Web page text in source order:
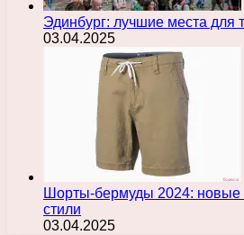
Эдинбург: лучшие места для
03.04.2025
Шорты-бермуды 2024:
стили
03.04.2025